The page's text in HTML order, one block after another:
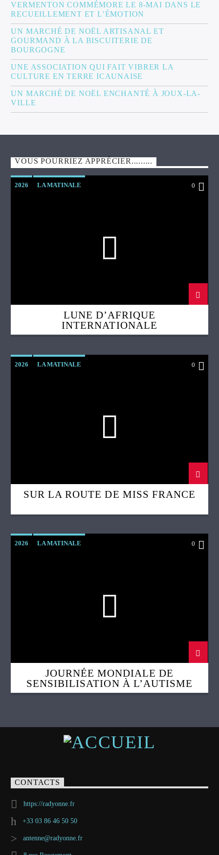
VERMENTON COMMÉMORE LE 8-MAI DANS LE
RECUEILLEMENT ET L’ÉMOTION
UN MARCHÉ DE NOËL ARTISANAL ET
GOURMAND À LA BISCUITERIE DE
BOURGOGNE
UNE ASSOCIATION QUI FAIT VIBRER LA
CULTURE EN TERRE ICAUNAISE
UN MARCHÉ DE NOËL ENCHANTÉ À JOUX-LA-
VILLE
VOUS POURRIEZ APPRÉCIER.........
2026 LA MATINALE 0
LUNE D’AFRIQUE
INTERNATIONALE
2026 LA MATINALE 0
SUR LA ROUTE DE MISS FRANCE
2026 LA MATINALE 0
JOURNÉE MONDIALE DE
SENSIBILISATION À L’AUTISME
CONTACTS
https://radyonne.fr
+33 03 86 46 50 50
antenne@radyonne.fr